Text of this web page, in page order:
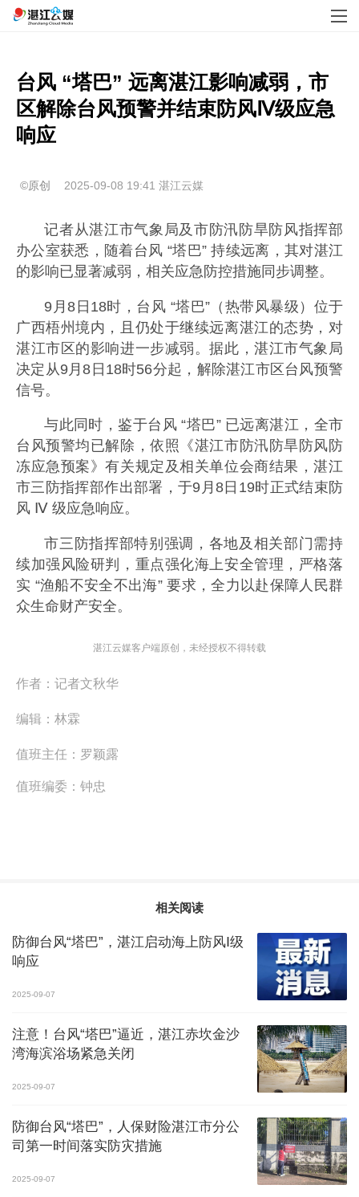
台风 “塔巴” 远离湛江影响减弱，市
区解除台风预警并结束防风Ⅳ级应急
响应
©原创 2025-09-08 19:41 湛江云媒
记者从湛江市气象局及市防汛防旱防风指挥部
办公室获悉，随着台风 “塔巴” 持续远离，其对湛江
的影响已显著减弱，相关应急防控措施同步调整。
9月8日18时，台风 “塔巴”（热带风暴级）位于
广西梧州境内，且仍处于继续远离湛江的态势，对
湛江市区的影响进一步减弱。据此，湛江市气象局
决定从9月8日18时56分起，解除湛江市区台风预警
信号。
与此同时，鉴于台风 “塔巴” 已远离湛江，全市
台风预警均已解除，依照《湛江市防汛防旱防风防
冻应急预案》有关规定及相关单位会商结果，湛江
市三防指挥部作出部署，于9月8日19时正式结束防
风 Ⅳ 级应急响应。
市三防指挥部特别强调，各地及相关部门需持
续加强风险研判，重点强化海上安全管理，严格落
实 “渔船不安全不出海” 要求，全力以赴保障人民群
众生命财产安全。
湛江云媒客户端原创，未经授权不得转载
作者： 记者文秋华
编辑： 林霖
值班主任： 罗颖露
值班编委： 钟忠
相关阅读
防御台风“塔巴”，湛江启动海上防风Ⅰ级
响应
2025-09-07
注意！台风“塔巴”逼近，湛江赤坎金沙
湾海滨浴场紧急关闭
2025-09-07
防御台风“塔巴”，人保财险湛江市分公
司第一时间落实防灾措施
2025-09-07